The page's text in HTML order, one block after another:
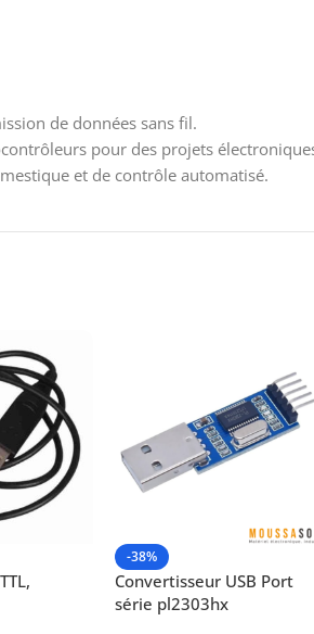
de données sans fil.
pour des projets
et de contrôle automatisé.
-38%
Convertisseur USB Port
série pl2303hx